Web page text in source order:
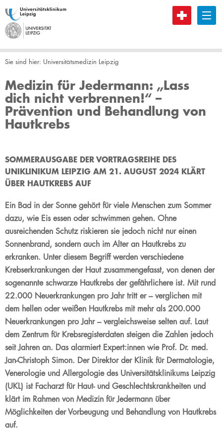
B
Sie sind hier: Universitätsmedizin Leipzig
Medizin für Jedermann: „Lass
dich nicht verbrennen!“ –
Prävention und Behandlung von
Hautkrebs
SOMMERAUSGABE DER VORTRAGSREIHE DES
UNIKLINIKUM LEIPZIG AM 21. AUGUST 2024 KLÄRT
ÜBER HAUTKREBS AUF
Ein Bad in der Sonne gehört für viele Menschen zum Sommer
dazu, wie Eis essen oder schwimmen gehen. Ohne
ausreichenden Schutz riskieren sie jedoch nicht nur einen
Sonnenbrand, sondern auch im Alter an Hautkrebs zu
erkranken. Unter diesem Begriff werden verschiedene
Krebserkrankungen der Haut zusammengefasst, von denen der
sogenannte schwarze Hautkrebs der gefährlichere ist. Mit rund
22.000 Neuerkrankungen pro Jahr tritt er – verglichen mit
dem hellen oder weißen Hautkrebs mit mehr als 200.000
Neuerkrankungen pro Jahr – vergleichsweise selten auf. Laut
dem Zentrum für Krebsregisterdaten steigen die Zahlen jedoch
seit Jahren an. Das alarmiert Expert:innen wie Prof. Dr. med.
Jan-Christoph Simon. Der Direktor der Klinik für Dermatologie,
Venerologie und Allergologie des Universitätsklinikums Leipzig
(UKL) ist Facharzt für Haut- und Geschlechtskrankheiten und
klärt im Rahmen von Medizin für Jedermann über
Möglichkeiten der Vorbeugung und Behandlung von Hautkrebs
auf.